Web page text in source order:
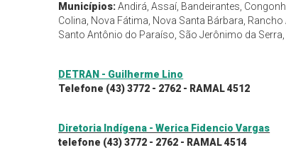
Municípios:Andirá, Assaí, Bandeirantes,
Colina, Nova Fátima, Nova Santa Bárbara,
Santo Antônio do Paraíso, São Jerônimo da
DETRAN - Guilherme Lino
Telefone (43) 3772 - 2762 - RAMAL 4512
Diretoria Indígena - Werica Fidencio Vargas
telefone (43) 3772 - 2762 - RAMAL 4514